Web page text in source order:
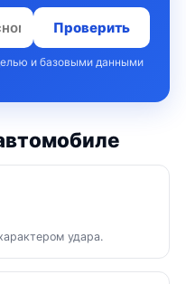
Проверить
и базовыми данными
удара.